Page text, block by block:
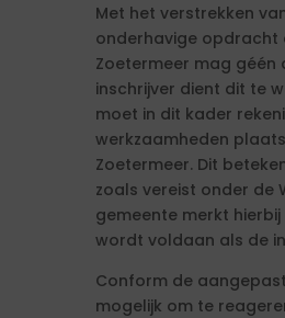
Met het verstrekken
onderhavige opdracht
Zoetermeer mag
inschrijver dient dit te
moet in dit kader
werkzaamheden
Zoetermeer. Dit
zoals vereist onder de
gemeente merkt
wordt voldaan als de
Conform de
mogelijk om te